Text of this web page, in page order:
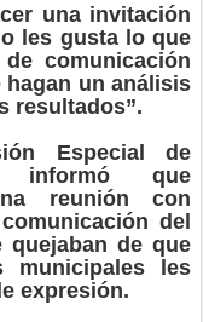
una invitación
les gusta lo que
comunicación
un análisis
resultados”.
Especial de
informó que
reunión con
del
quejaban de que
municipales les
expresión.